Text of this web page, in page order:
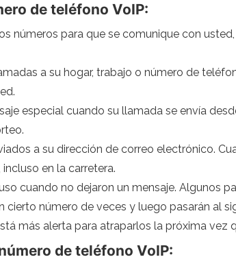
de teléfono VoIP:
números para que se comunique con
a su hogar, trabajo o número de
especial cuando su llamada se envía
a su dirección de correo electrónico.
en la carretera.
cuando no dejaron un mensaje. Algunos
cierto número de veces y luego pasarán al
más alerta para atraparlos la próxima vez
de teléfono VoIP: